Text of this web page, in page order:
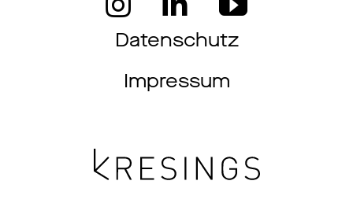
Datenschutz
Impressum